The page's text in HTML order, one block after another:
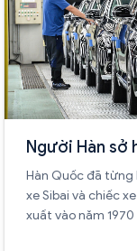
Người Hàn sở
Hàn Quốc đã từng
xe Sibai và chiếc
xuất vào năm 1970